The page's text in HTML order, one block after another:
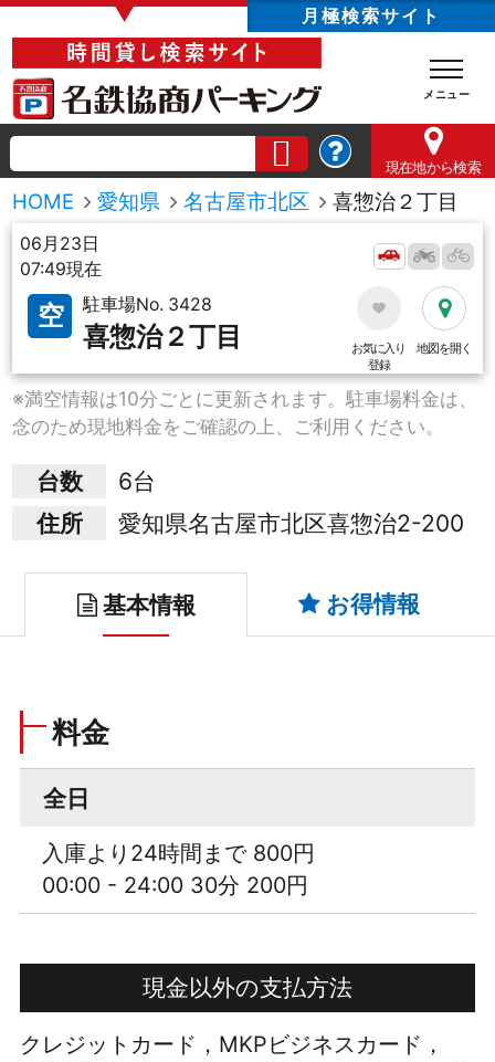
▼ 月極検索サイト
現在地から検索
HOME 愛知県 名古屋市北区 喜惣治２丁目
06月23日
07:49現在
空 駐車場No. 3428
喜惣治２丁目
お気に入り
登録
地図を開く
※満空情報は10分ごとに更新されます。駐車場料金は、
念のため現地料金をご確認の上、ご利用ください。
台数
6台
住所
愛知県名古屋市北区喜惣治2-200
基本情報 お得情報
料金
全日
入庫より24時間まで 800円
00:00 - 24:00 30分 200円
現金以外の支払方法
クレジットカード，MKPビジネスカード，